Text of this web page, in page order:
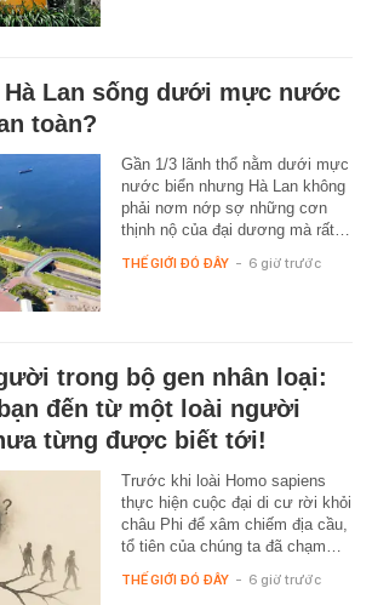
Lan sống dưới mực nước
toàn?
Gần 1/3 lãnh thổ nằm dưới mực
nước biển nhưng Hà Lan không
phải nơm nớp sợ những cơn
thịnh nộ của đại dương mà rất…
THẾ GIỚI ĐÓ ĐÂY - 6 giờ trước
trong bộ gen nhân loại:
đến từ một loài người
từng được biết tới!
Trước khi loài Homo sapiens
thực hiện cuộc đại di cư rời khỏi
châu Phi để xâm chiếm địa cầu,
tổ tiên của chúng ta đã chạm…
THẾ GIỚI ĐÓ ĐÂY - 6 giờ trước